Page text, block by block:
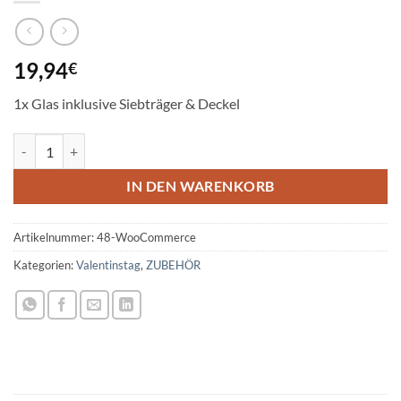
19,94€
1x Glas inklusive Siebträger & Deckel
IN DEN WARENKORB
Artikelnummer:48-WooCommerce
Kategorien:Valentinstag, ZUBEHÖR